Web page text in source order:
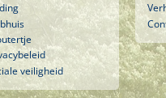
veiligheid